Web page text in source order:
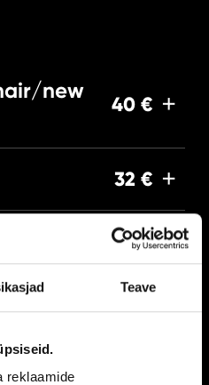
Teave
reklaamide
new
40 €
32 €
cut, one lenght.
15 €
10a
10-a.